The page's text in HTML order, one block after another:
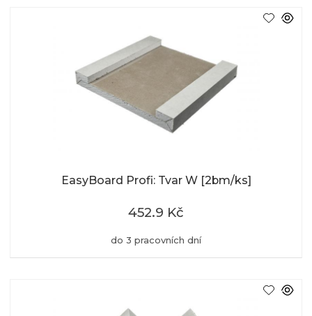
EasyBoard Profi: Tvar W [2bm/ks]
do 3 pracovních dní
452.9 Kč